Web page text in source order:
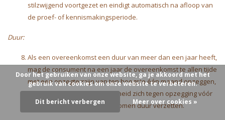
stilzwijgend voortgezet en eindigt automatisch na afloop van
de proef- of kennismakingsperiode.
Duur:
Als een overeenkomst een duur van meer dan een jaar heeft,
mag de consument na een jaar de overeenkomst te allen tijde
met een opzegtermijn van ten hoogste één maand opzeggen,
tenzij de redelijkheid en billijkheid zich tegen opzegging vóór
het einde van de overeengekomen duur verzetten.
Door het gebruiken van onze website, ga je akkoord met het
gebruik van cookies om onze website te verbeteren.
Dit bericht verbergen Meer over cookies »